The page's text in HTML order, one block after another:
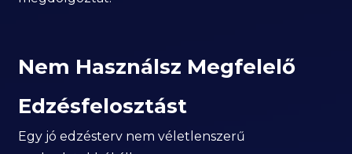
Nem Használsz Megfelelő
Edzésfelosztást
Egy jó edzésterv nem véletlenszerű